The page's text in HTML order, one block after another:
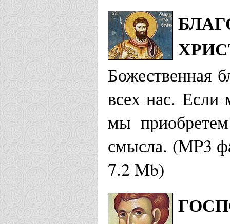
Божественная
всех нас. Если
мы
смысла. (MP3
7.2 Mb)